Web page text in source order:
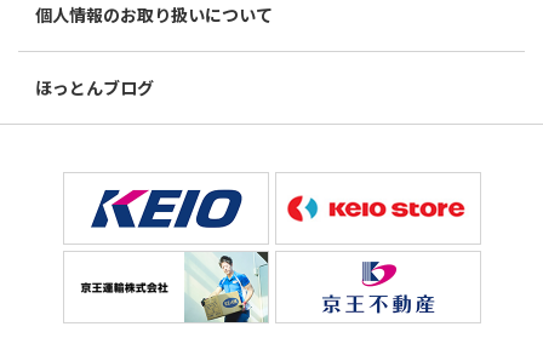
個人情報のお取り扱いについて
ほっとんブログ